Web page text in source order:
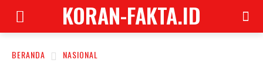
KORAN-FAKTA.ID
BERANDA NASIONAL